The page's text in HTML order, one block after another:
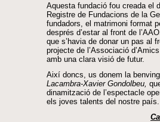
Aquesta fundació fou creada el
Registre de Fundacions de la
fundadors, el matrimoni format
després d’estar al front de
que s’havia de donar un pas al
projecte de l’Associació
amb una clara visió de futur.
Així doncs, us donem la
Lacambra-Xavier Gondolbeu,
dinamització de l’espectacle
els joves talents del nostre país.